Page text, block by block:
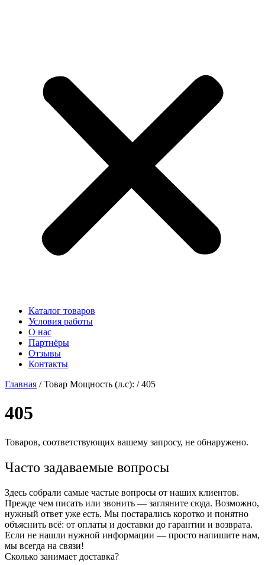
Каталог товаров
Условия работы
О нас
Партнёры
Отзывы
Контакты
Главная / Товар Мощность (л.с): / 405
405
Товаров, соответствующих вашему запросу, не обнаружено.
Часто задаваемые вопросы
Здесь собрали самые частые вопросы от наших клиентов.
Прежде чем писать или звонить — загляните сюда. Возможно,
нужный ответ уже есть. Мы постарались коротко и понятно
объяснить всё: от оплаты и доставки до гарантии и возврата.
Если не нашли нужной информации — просто напишите нам,
мы всегда на связи!
Сколько занимает доставка?